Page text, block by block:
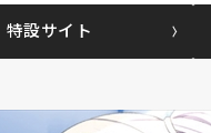
特設サイト